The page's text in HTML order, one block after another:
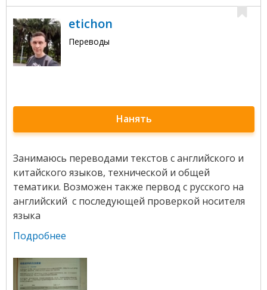
etichon
Переводы
Нанять
Занимаюсь переводами текстов с английского и
китайского языков, технической и общей
тематики. Возможен также первод с русского на
английский с последующей проверкой носителя
языка
Подробнее